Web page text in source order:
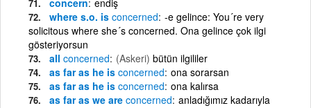
where s.o. is concerned -e gelince: You´re very
solicitous where she´s concerned. Ona gelince çok ilgi
gösteriyorsun
all concerned (Askeri) bütün ilgililer
as far as he is concerned ona sorarsan
as far as he is concerned ona kalırsa
as far as we are concerned anladığımız kadarıyla